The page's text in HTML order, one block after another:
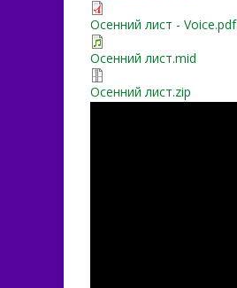
Осенний лист - Voice.pdf
Осенний лист.mid
Осенний лист.zip